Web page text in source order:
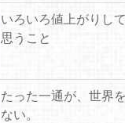
いろいろ値上がりし
思うこと
たった一通が、世界
ない。